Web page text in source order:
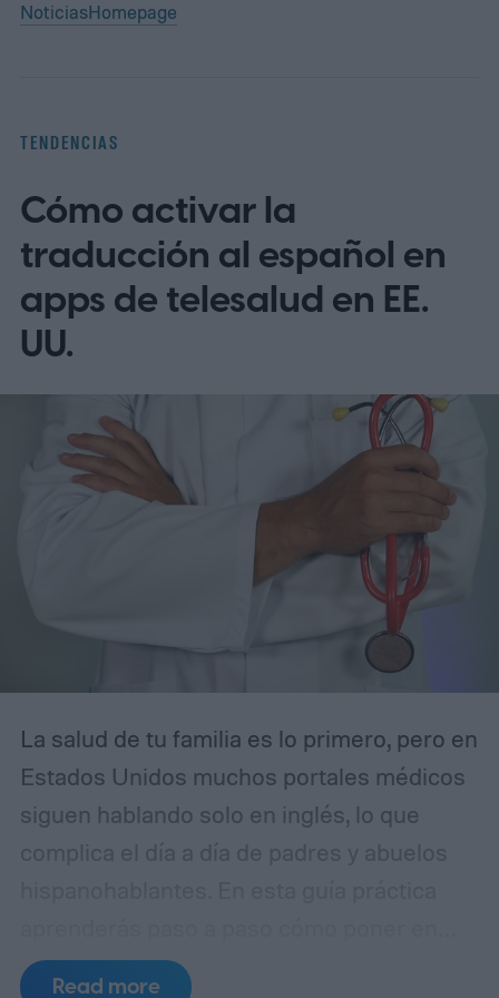
NoticiasHomepage
TENDENCIAS
Cómo activar la
traducción al español en
apps de telesalud en EE.
UU.
La salud de tu familia es lo primero, pero en
Estados Unidos muchos portales médicos
siguen hablando solo en inglés, lo que
complica el día a día de padres y abuelos
español MyChart (el portal de pacientes
Read more